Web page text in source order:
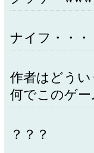
ナイフ・・・
作者はどうい
何でこのゲ
？？？